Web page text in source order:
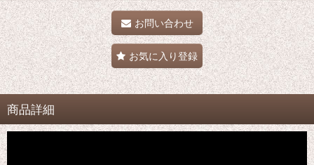
お問い合わせ
お気に入り登録
商品詳細